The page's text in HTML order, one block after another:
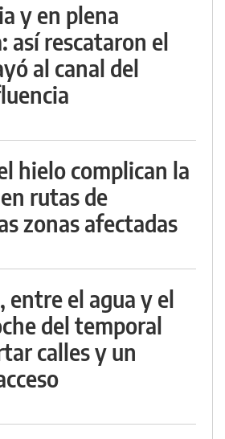
y en plena
así rescataron el
al canal del
hielo complican la
rutas de
zonas afectadas
entre el agua y el
del temporal
calles y un